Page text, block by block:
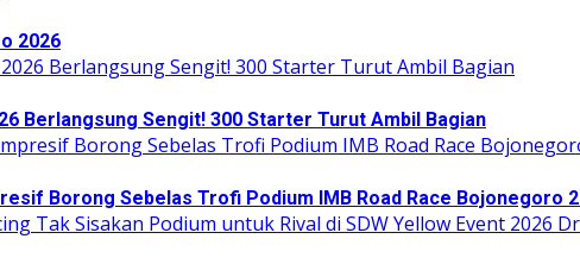
2026
Berlangsung Sengit! 300 Starter Turut Ambil Bagian
Borong Sebelas Trofi Podium IMB Road Race Bojonegoro